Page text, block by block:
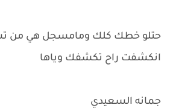
حتلو خطك كلك ومامسجل هي من
انكشفت راح تكشفك وياها
جمانه السعيدي